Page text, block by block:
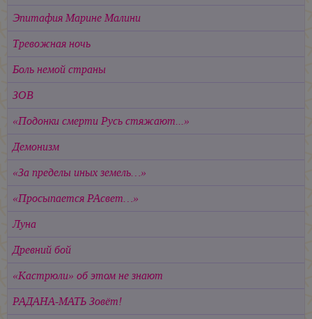
Эпитафия Марине Малини
Тревожная ночь
Боль немой страны
ЗОВ
«Подонки смерти Русь стяжают...»
Демонизм
«За пределы иных земель…»
«Просыпается РАсвет…»
Луна
Древний бой
«Кастрюли» об этом не знают
РАДАНА-МАТЬ Зовёт!